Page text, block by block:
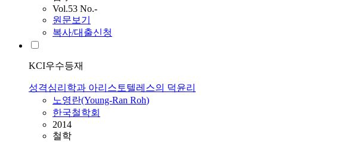
Vol.53 No.-
원문보기
복사/대출신청
KCI우수등재
성격심리학과 아리스토텔레스의 덕윤리
노영란(Young-Ran Roh)
한국철학회
2014
철학